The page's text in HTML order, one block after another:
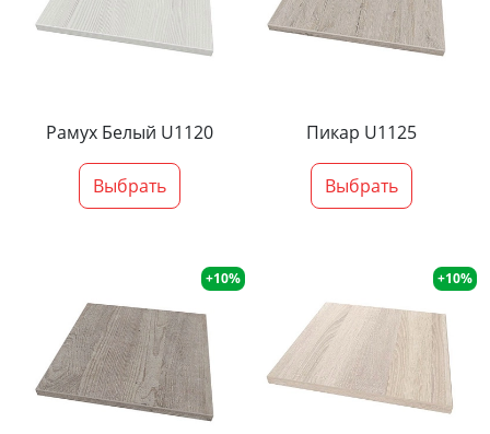
Рамух Белый U1120
Выбрать
Пикар U1125
Выбрать
+10% +10%